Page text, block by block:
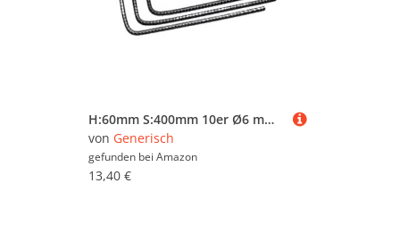
H:60mm S:400mm 10er Ø6 mm U-Bügel Baustahl Steckbügel Betonstahl Bügel Bewehrungsstahl für Ihre Bauvorhaben und Drillaparat
von Generisch
gefunden bei Amazon
13,40 €